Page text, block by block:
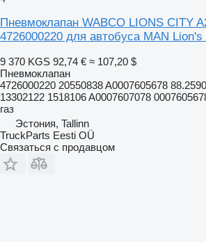
Пневмоклапан WABCO LIONS CITY
4726000220 для автобуса MAN
9 370 KGS 92,74 € ≈ 107,20 $
Пневмоклапан
4726000220 20550838 A0007605678
13302122 1518106 A0007607078
газ
Эстония, Tallinn
TruckParts Eesti OÜ
Связаться с продавцом